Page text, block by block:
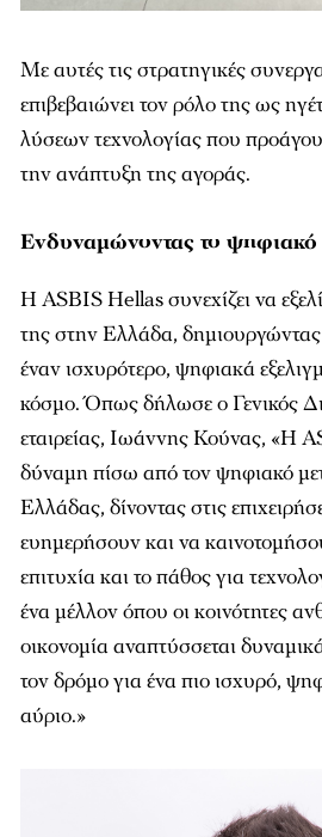
Με αυτές τις στρατηγικές
επιβεβαιώνει τον ρόλο της ως
λύσεων τεχνολογίας που
την ανάπτυξη της αγοράς.
Ενδυναμώνοντας το ψηφιακό
Η ASBIS Hellas συνεχίζει να
της στην Ελλάδα, δημιουργώντας
έναν ισχυρότερο, ψηφιακά
κόσμο. Όπως δήλωσε ο Γενικός
εταιρείας, Ιωάννης Κούνας, «Η
δύναμη πίσω από τον ψηφιακό
Ελλάδας, δίνοντας στις
ευημερήσουν και να
επιτυχία και το πάθος για
ένα μέλλον όπου οι κοινότητες
οικονομία αναπτύσσεται
τον δρόμο για ένα πιο ισχυρό,
αύριο.»